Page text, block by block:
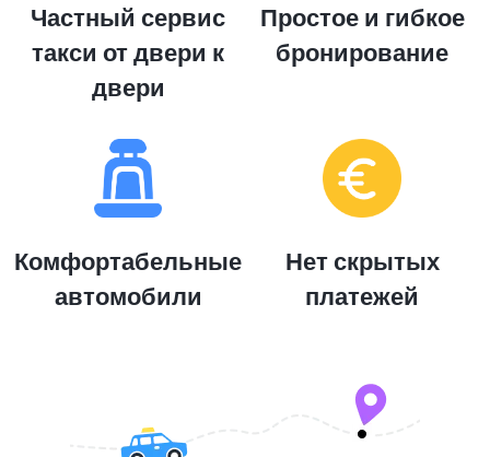
Частный сервис
такси от двери к
двери
Простое и гибкое
бронирование
Комфортабельные
автомобили
Нет скрытых
платежей